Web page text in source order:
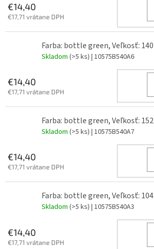
€14,40
€17,71 vrátane DPH
Farba: bottle green, Veľkosť: 140
Skladom (>5 ks) | 10575B540A6
€14,40
€17,71 vrátane DPH
Farba: bottle green, Veľkosť: 152
Skladom (>5 ks) | 10575B540A7
€14,40
€17,71 vrátane DPH
Farba: bottle green, Veľkosť: 104
Skladom (>5 ks) | 10575B540A3
€14,40
€17,71 vrátane DPH